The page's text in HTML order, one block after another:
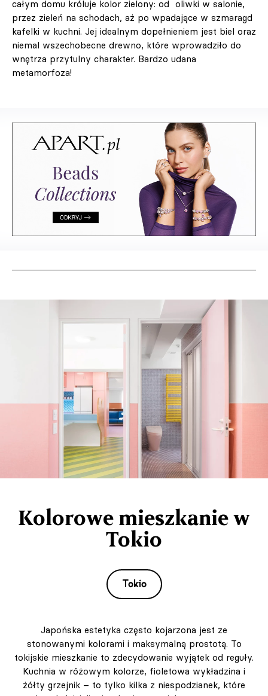
całym domu króluje kolor zielony: od oliwki w salonie,
przez zieleń na schodach, aż po wpadające w szmaragd
kafelki w kuchni. Jej idealnym dopełnieniem jest biel oraz
niemal wszechobecne drewno, które wprowadziło do
wnętrza przytulny charakter. Bardzo udana
metamorfoza!
Kolorowe mieszkanie w
Tokio
Tokio
Japońska estetyka często kojarzona jest ze
stonowanymi kolorami i maksymalną prostotą. To
tokijskie mieszkanie to zdecydowanie wyjątek od reguły.
Kuchnia w różowym kolorze, fioletowa wykładzina i
żółty grzejnik – to tylko kilka z niespodzianek, które